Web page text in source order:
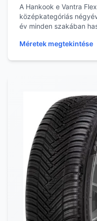
A Hankook e Vantra
középkategóriás
év minden szakában
Méretek megtekintése